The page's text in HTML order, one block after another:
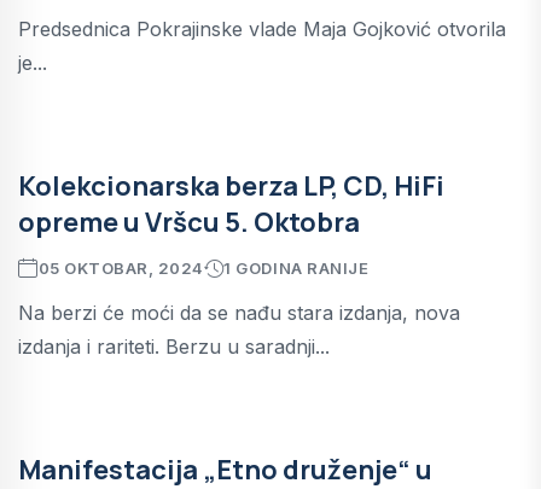
Predsednica Pokrajinske vlade Maja Gojković otvorila
je...
Kolekcionarska berza LP, CD, HiFi
opreme u Vršcu 5. Oktobra
05 OKTOBAR, 2024 1 GODINA RANIJE
Na berzi će moći da se nađu stara izdanja, nova
izdanja i rariteti. Berzu u saradnji...
Manifestacija „Etno druženje“ u